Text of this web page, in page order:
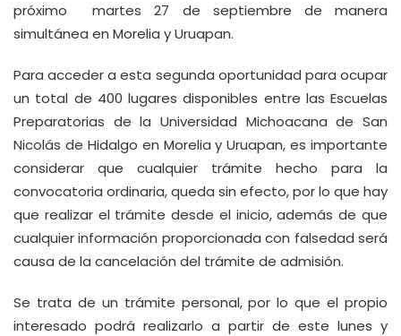
próximo martes 27 de septiembre de manera
simultánea en Morelia y Uruapan.
Para acceder a esta segunda oportunidad para ocupar
un total de 400 lugares disponibles entre las Escuelas
Preparatorias de la Universidad Michoacana de San
Nicolás de Hidalgo en Morelia y Uruapan, es importante
considerar que cualquier trámite hecho para la
convocatoria ordinaria, queda sin efecto, por lo que hay
que realizar el trámite desde el inicio, además de que
cualquier información proporcionada con falsedad será
causa de la cancelación del trámite de admisión.
Se trata de un trámite personal, por lo que el propio
interesado podrá realizarlo a partir de este lunes y